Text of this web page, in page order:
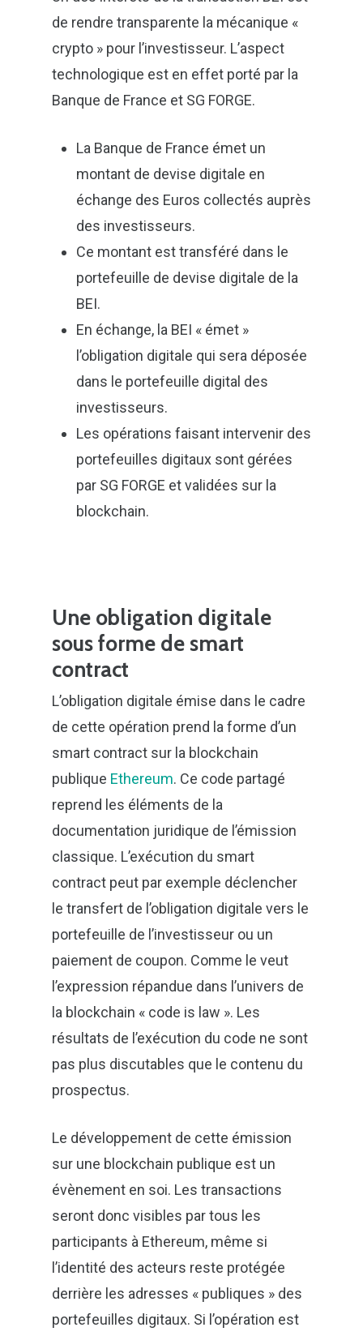
de rendre transparente la mécanique «
crypto » pour l’investisseur. L’aspect
technologique est en effet porté par la
Banque de France et SG FORGE.
La Banque de France émet un
montant de devise digitale en
échange des Euros collectés auprès
des investisseurs.
Ce montant est transféré dans le
portefeuille de devise digitale de la
BEI.
En échange, la BEI « émet »
l’obligation digitale qui sera déposée
dans le portefeuille digital des
investisseurs.
Les opérations faisant intervenir des
portefeuilles digitaux sont gérées
par SG FORGE et validées sur la
blockchain.
Une obligation digitale
sous forme de smart
contract
L’obligation digitale émise dans le cadre
de cette opération prend la forme d’un
smart contract sur la blockchain
publiqueEthereum. Ce code partagé
reprend les éléments de la
documentation juridique de l’émission
classique. L’exécution du smart
contract peut par exemple déclencher
le transfert de l’obligation digitale vers le
portefeuille de l’investisseur ou un
paiement de coupon. Comme le veut
l’expression répandue dans l’univers de
la blockchain « code is law ». Les
résultats de l’exécution du code ne sont
pas plus discutables que le contenu du
prospectus.
Le développement de cette émission
sur une blockchain publique est un
évènement en soi. Les transactions
seront donc visibles par tous les
participants à Ethereum, même si
l’identité des acteurs reste protégée
derrière les adresses « publiques » des
portefeuilles digitaux. Si l’opération est
Suivez l’actualité de Green-ty Advisory
grâce à notre newsletter !